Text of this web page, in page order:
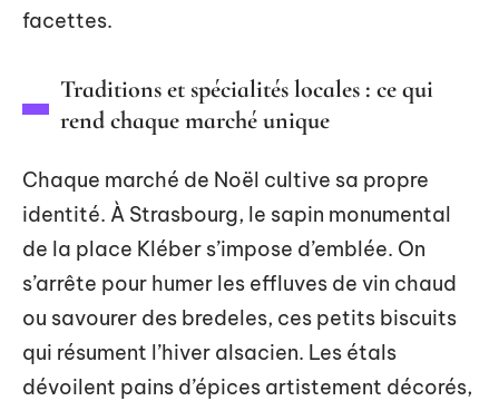
facettes.
Traditions et spécialités locales : ce qui
rend chaque marché unique
Chaque marché de Noël cultive sa propre
identité. À Strasbourg, le sapin monumental
de la place Kléber s’impose d’emblée. On
s’arrête pour humer les effluves de vin chaud
ou savourer des bredeles, ces petits biscuits
qui résument l’hiver alsacien. Les étals
dévoilent pains d’épices artistement décorés,